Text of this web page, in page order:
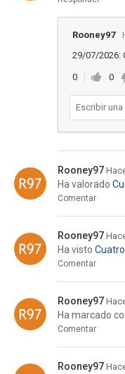
Rooney97
29/07/2026:
0 0
Rooney97
Ha valorado
Comentar
Rooney97
Ha visto
Comentar
Rooney97
Ha marcado
Comentar
Rooney97